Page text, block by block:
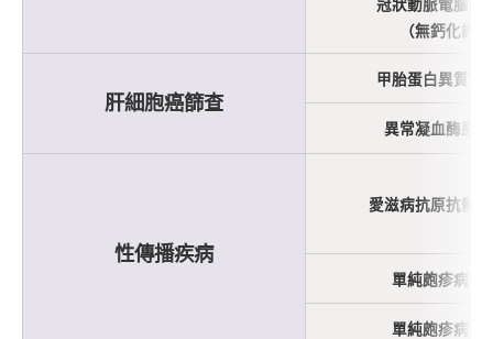
（無鈣化評
肝細胞癌篩查
甲胎蛋白異質體
異常凝血酶原
性傳播疾病
愛滋病抗原抗體
單純皰疹病毒
單純皰疹病毒